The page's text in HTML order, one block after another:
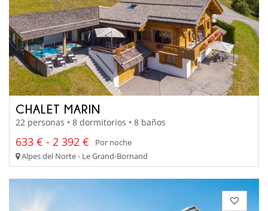
CHALET MARIN
22 personas • 8 dormitorios • 8 baños
633 € - 2 392 €
Por noche
Alpes del Norte - Le Grand-Bornand